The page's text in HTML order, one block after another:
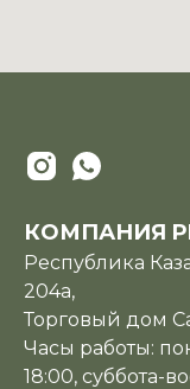
КОМПАНИЯ
Республика
204а,
Торговый дом
Часы работы:
18:00, суббота-